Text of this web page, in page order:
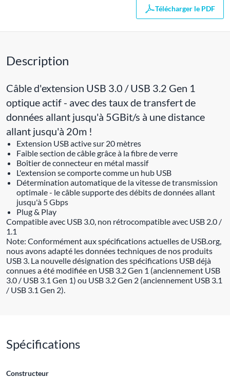
Télécharger le PDF
Description
Câble d'extension USB 3.0 / USB 3.2 Gen 1
optique actif - avec des taux de transfert de
données allant jusqu'à 5GBit/s à une distance
allant jusqu'à 20m !
Extension USB active sur 20 mètres
Faible section de câble grâce à la fibre de verre
Boîtier de connecteur en métal massif
L'extension se comporte comme un hub USB
Détermination automatique de la vitesse de transmission
optimale - le câble supporte des débits de données allant
jusqu'à 5 Gbps
Plug & Play
Compatible avec USB 3.0, non rétrocompatible avec USB 2.0 /
1.1
Note: Conformément aux spécifications actuelles de USB.org,
nous avons adapté les données techniques de nos produits
USB 3. La nouvelle désignation des spécifications USB déjà
connues a été modifiée en USB 3.2 Gen 1 (anciennement USB
3.0 / USB 3.1 Gen 1) ou USB 3.2 Gen 2 (anciennement USB 3.1
/ USB 3.1 Gen 2).
Spécifications
Constructeur